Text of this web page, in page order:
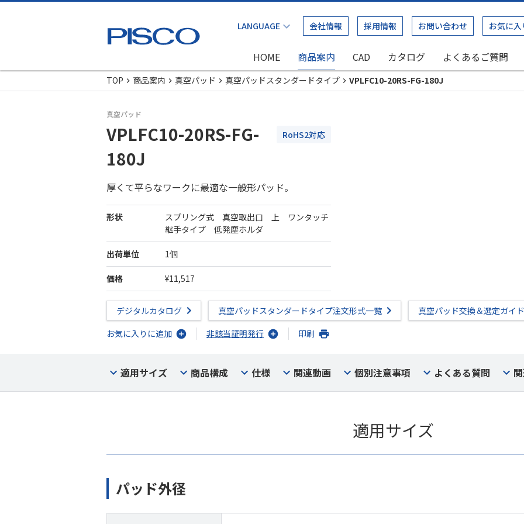
会社情報 採用情報 お問い合わせ お気に入
HOME 商品案内 CAD カタログ よくあるご質問
TOP
商品案内 真空パッド 真空パッドスタンダードタイプ VPLFC10-20RS-FG-180J
真空パッド
VPLFC10-20RS-FG-
180J
RoHS2対応
厚くて平らなワークに最適な一般形パッド。
形状
スプリング式 真空取出口 上 ワンタッチ
継手タイプ 低発塵ホルダ
出荷単位 1個
価格 ¥11,517
デジタルカタログ 真空パッドスタンダードタイプ注文形式一覧
真空パッド交換＆選定ガイド
お気に入りに追加
非該当証明発行 印刷
適用サイズ 商品構成 仕様 関連動画 個別注意事項 よくある質問
適用サイズ
パッド外径